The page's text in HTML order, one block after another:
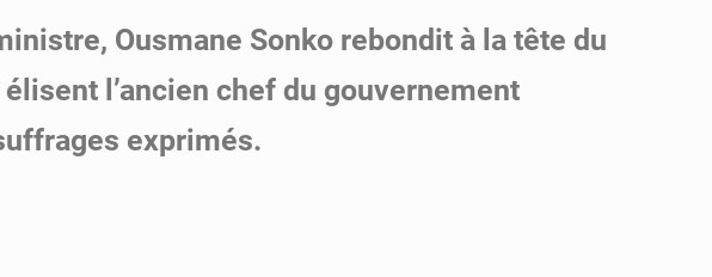
Ousmane Sonko rebondit à la tête du
l’ancien chef du gouvernement
exprimés.